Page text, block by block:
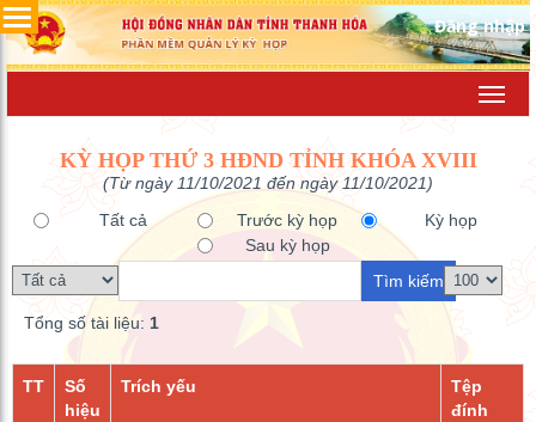
Đăng nhập
KỲ HỌP THỨ 3 HĐND TỈNH KHÓA XVIII
(Từ ngày 11/10/2021 đến ngày 11/10/2021)
Tất cả
Trước kỳ họp
Kỳ họp
Sau kỳ họp
Tổng số tài liệu: 1
TT
Số
hiệu
Trích yếu
Tệp
đính